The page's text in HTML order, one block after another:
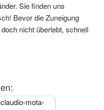
Sie finden uns
Bevor die Zuneigung
nicht überlebt, schnell